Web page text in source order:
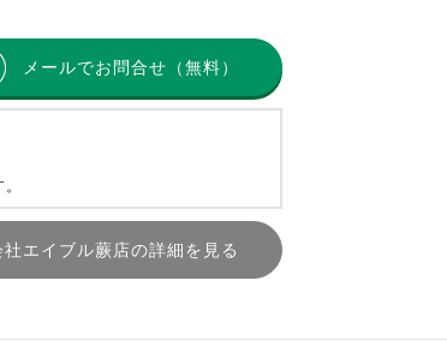
メールでお問合せ（無料）
社エイブル蕨店の詳細を見る